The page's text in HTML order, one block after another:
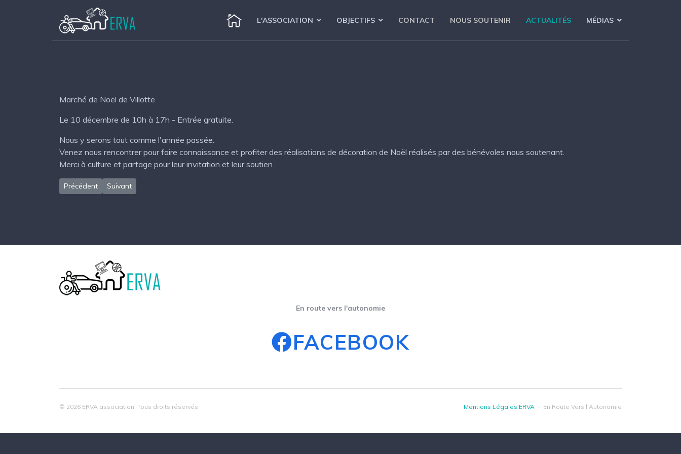
L'ASSOCIATION OBJECTIFS CONTACT NOUS SOUTENIR ACTUALITÉS MÉDIAS
Marché de Noël de Villotte
Le 10 décembre de 10h à 17h - Entrée gratuite.
Nous y serons tout comme l'année passée.
Venez nous rencontrer pour faire connaissance et profiter des réalisations de décoration de Noël réalisés par des bénévoles nous soutenant.
Merci à culture et partage pour leur invitation et leur soutien.
Article précédent : Assemblée générale
Précédent Article suivant : Marché de Noël Martigny les bains
Suivant
En route vers l'autonomie
FACEBOOK
© 2026 ERVA association. Tous droits réservés Mentions Légales ERVA - En Route Vers l'Autonomie